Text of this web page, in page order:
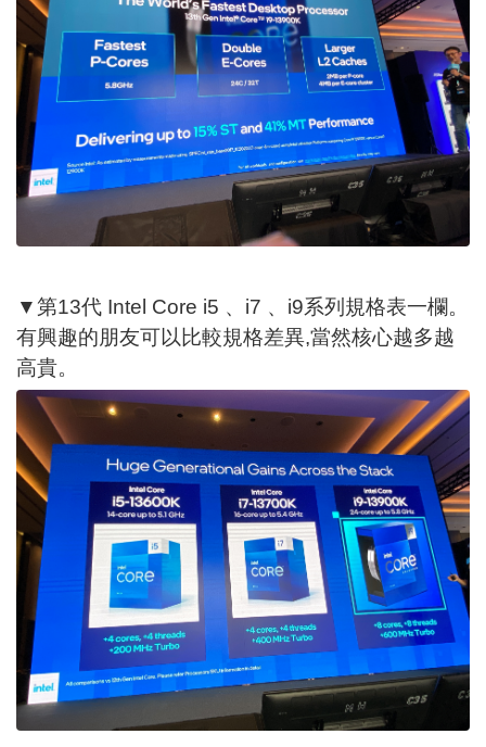
▼第13代 Intel Core i5 、i7 、i9系列規格表一欄。
有興趣的朋友可以比較規格差異,當然核心越多越
高貴。